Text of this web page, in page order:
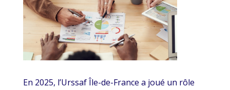
En 2025, l’Urssaf Île-de-France a joué un rôle